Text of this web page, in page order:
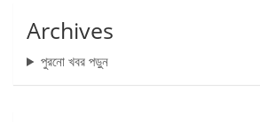
Archives
পুরনো খবর পড়ুন